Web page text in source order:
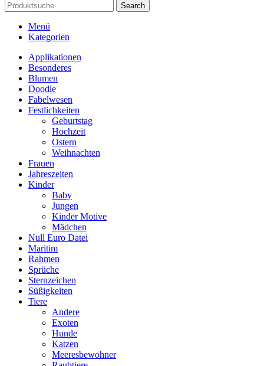
Search
Menü
Kategorien
Applikationen
Besonderes
Blumen
Doodle
Fabelwesen
Festlichkeiten
Geburtstag
Hochzeit
Ostern
Weihnachten
Frauen
Jahreszeiten
Kinder
Baby
Jungen
Kinder Motive
Mädchen
Null Euro Datei
Maritim
Rahmen
Sprüche
Sternzeichen
Süßigkeiten
Tiere
Andere
Exoten
Hunde
Katzen
Meeresbewohner